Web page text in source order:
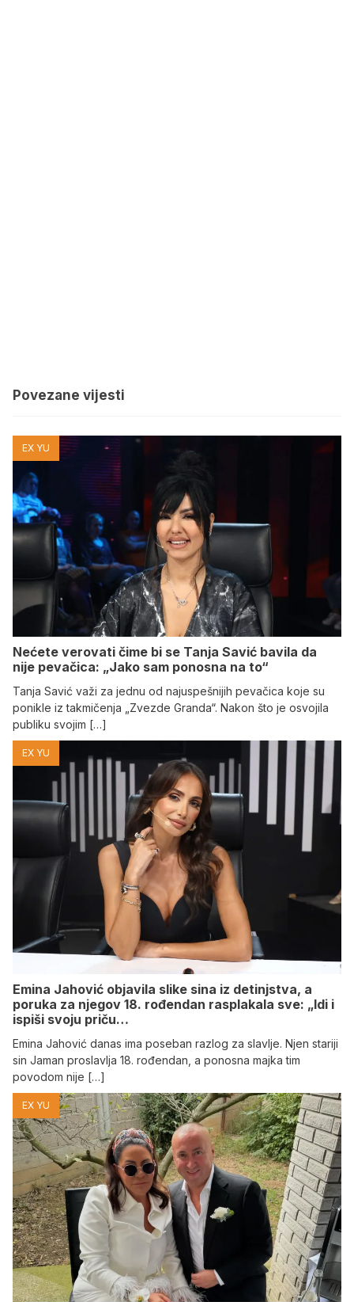
Povezane vijesti
EX YU
Nećete verovati čime bi se Tanja Savić bavila da
nije pevačica: „Jako sam ponosna na to“
Tanja Savić važi za jednu od najuspešnijih pevačica koje su
ponikle iz takmičenja „Zvezde Granda“. Nakon što je osvojila
publiku svojim […]
EX YU
Emina Jahović objavila slike sina iz detinjstva, a
poruka za njegov 18. rođendan rasplakala sve: „Idi i
ispiši svoju priču…
Emina Jahović danas ima poseban razlog za slavlje. Njen stariji
sin Jaman proslavlja 18. rođendan, a ponosna majka tim
povodom nije […]
EX YU